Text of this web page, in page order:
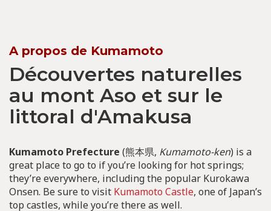
A propos de Kumamoto
Découvertes naturelles
au mont Aso et sur le
littoral d'Amakusa
Kumamoto Prefecture (熊本県, Kumamoto-ken) is a
great place to go to if you’re looking for hot springs;
they’re everywhere, including the popular Kurokawa
Onsen. Be sure to visit Kumamoto Castle, one of Japan’s
top castles, while you’re there as well.